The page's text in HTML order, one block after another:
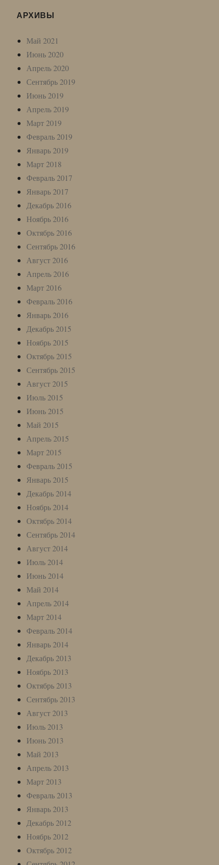
АРХИВЫ
Май 2021
Июнь 2020
Апрель 2020
Сентябрь 2019
Июнь 2019
Апрель 2019
Март 2019
Февраль 2019
Январь 2019
Март 2018
Февраль 2017
Январь 2017
Декабрь 2016
Ноябрь 2016
Октябрь 2016
Сентябрь 2016
Август 2016
Апрель 2016
Март 2016
Февраль 2016
Январь 2016
Декабрь 2015
Ноябрь 2015
Октябрь 2015
Сентябрь 2015
Август 2015
Июль 2015
Июнь 2015
Май 2015
Апрель 2015
Март 2015
Февраль 2015
Январь 2015
Декабрь 2014
Ноябрь 2014
Октябрь 2014
Сентябрь 2014
Август 2014
Июль 2014
Июнь 2014
Май 2014
Апрель 2014
Март 2014
Февраль 2014
Январь 2014
Декабрь 2013
Ноябрь 2013
Октябрь 2013
Сентябрь 2013
Август 2013
Июль 2013
Июнь 2013
Май 2013
Апрель 2013
Март 2013
Февраль 2013
Январь 2013
Декабрь 2012
Ноябрь 2012
Октябрь 2012